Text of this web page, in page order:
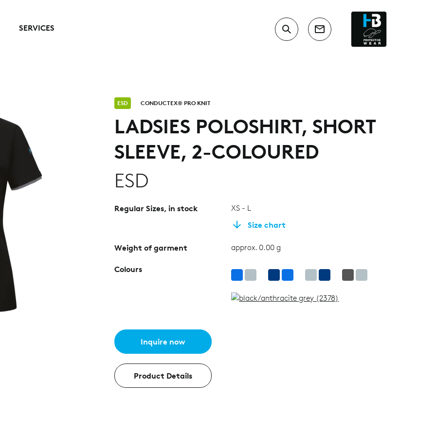
SERVICES
ESD CONDUCTEX® PRO KNIT
LADSIES POLOSHIRT, SHORT
SLEEVE, 2-COLOURED
ESD
Regular Sizes, in stock XS - L
Size chart
Weight of garment approx. 0.00 g
Colours
Inquire now
Product Details